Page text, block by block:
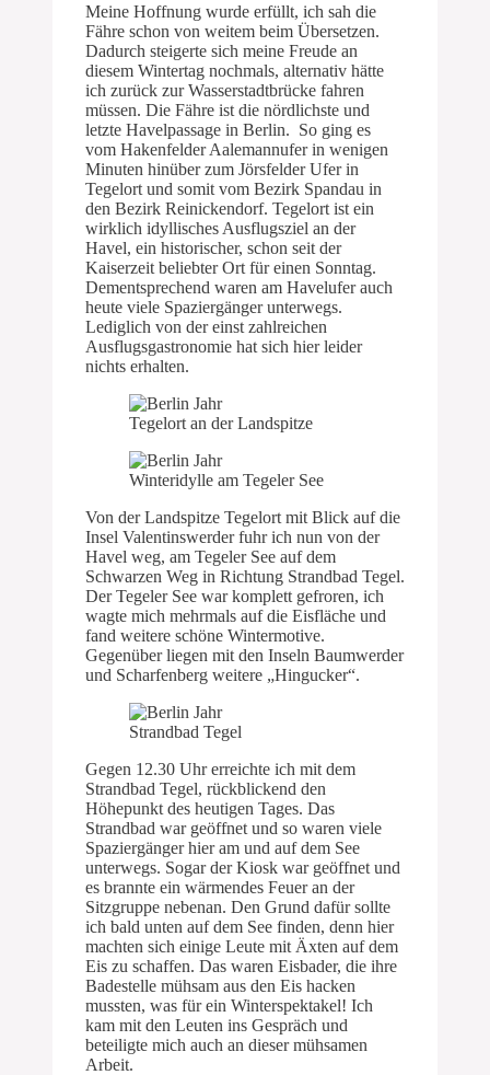
Meine Hoffnung wurde erfüllt, ich sah die
Fähre schon von weitem beim Übersetzen.
Dadurch steigerte sich meine Freude an
diesem Wintertag nochmals, alternativ hätte
ich zurück zur Wasserstadtbrücke fahren
müssen. Die Fähre ist die nördlichste und
letzte Havelpassage in Berlin. So ging es
vom Hakenfelder Aalemannufer in wenigen
Minuten hinüber zum Jörsfelder Ufer in
Tegelort und somit vom Bezirk Spandau in
den Bezirk Reinickendorf. Tegelort ist ein
wirklich idyllisches Ausflugsziel an der
Havel, ein historischer, schon seit der
Kaiserzeit beliebter Ort für einen Sonntag.
Dementsprechend waren am Havelufer auch
heute viele Spaziergänger unterwegs.
Lediglich von der einst zahlreichen
Ausflugsgastronomie hat sich hier leider
nichts erhalten.
Tegelort an der Landspitze
Winteridylle am Tegeler See
Von der Landspitze Tegelort mit Blick auf die
Insel Valentinswerder fuhr ich nun von der
Havel weg, am Tegeler See auf dem
Schwarzen Weg in Richtung Strandbad Tegel.
Der Tegeler See war komplett gefroren, ich
wagte mich mehrmals auf die Eisfläche und
fand weitere schöne Wintermotive.
Gegenüber liegen mit den Inseln Baumwerder
und Scharfenberg weitere „Hingucker“.
Strandbad Tegel
Gegen 12.30 Uhr erreichte ich mit dem
Strandbad Tegel, rückblickend den
Höhepunkt des heutigen Tages. Das
Strandbad war geöffnet und so waren viele
Spaziergänger hier am und auf dem See
unterwegs. Sogar der Kiosk war geöffnet und
es brannte ein wärmendes Feuer an der
Sitzgruppe nebenan. Den Grund dafür sollte
ich bald unten auf dem See finden, denn hier
machten sich einige Leute mit Äxten auf dem
Eis zu schaffen. Das waren Eisbader, die ihre
Badestelle mühsam aus den Eis hacken
mussten, was für ein Winterspektakel! Ich
kam mit den Leuten ins Gespräch und
beteiligte mich auch an dieser mühsamen
Arbeit.